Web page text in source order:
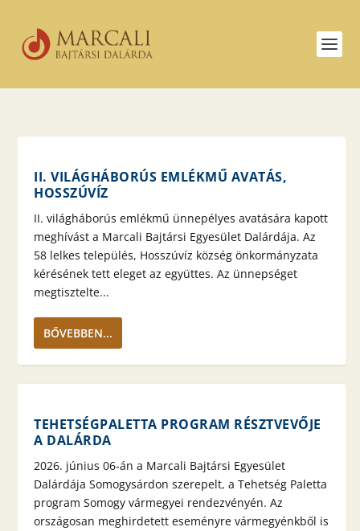
II. VILÁGHÁBORÚS EMLÉKMŰ AVATÁS,
HOSSZÚVÍZ
II. világháborús emlékmű ünnepélyes avatására kapott
meghívást a Marcali Bajtársi Egyesület Dalárdája. Az
58 lelkes település, Hosszúvíz község önkormányzata
kérésének tett eleget az együttes. Az ünnepséget
megtisztelte...
BŐVEBBEN...
TEHETSÉGPALETTA PROGRAM RÉSZTVEVŐJE
A DALÁRDA
2026. június 06-án a Marcali Bajtársi Egyesület
Dalárdája Somogysárdon szerepelt, a Tehetség Paletta
program Somogy vármegyei rendezvényén. Az
országosan meghirdetett eseményre vármegyénkből is